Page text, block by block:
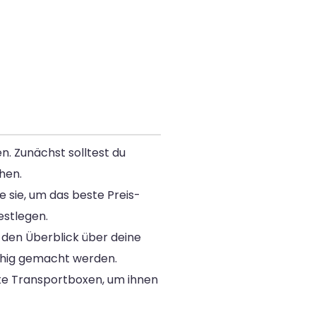
Zunächst solltest du
sie, um das beste Preis-
Überblick über deine
gemacht werden.
Transportboxen, um ihnen